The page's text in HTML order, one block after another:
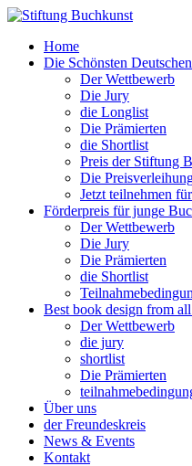
Home
Die Schönsten
Der Wettbewerb
Die Jury
die Longlist
Die Prämierten
die Shortlist
Preis der Stiftung
Die
Jetzt teilnehmen
Förderpreis für junge
Der Wettbewerb
Die Jury
Die Prämierten
die Shortlist
Best book design from
Der Wettbewerb
die jury
shortlist
Die Prämierten
Über uns
der Freundeskreis
News & Events
Kontakt